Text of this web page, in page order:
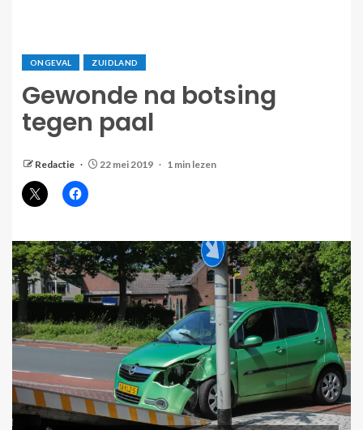
ONGEVAL ZUIDLAND
Gewonde na botsing
tegen paal
Redactie 22 mei 2019 1 min lezen